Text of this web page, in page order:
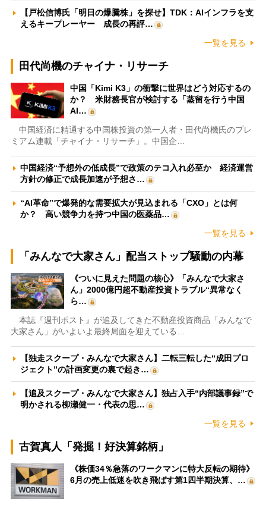
【戸松信博氏「明日の爆騰株」を探せ】TDK：AIインフラを支
えるキープレーヤー 成長の再評…
一覧を見る
田代尚機のチャイナ・リサーチ
中国「Kimi K3」の衝撃に世界はどう対応するの
か？ 米財務長官が検討する「蒸留を行う中国
AI…
中国経済に精通する中国株投資の第一人者・田代尚機氏のプレ
ミアム連載「チャイナ・リサーチ」。中国企…
中国経済“予想外の低成長”で政策のテコ入れ必至か 経済運営
方針の修正で成長加速が予想さ…
“AI革命”で爆発的な需要拡大が見込まれる「CXO」とは何
か？ 高い競争力を持つ中国の医薬品…
一覧を見る
「みんなで大家さん」配当ストップ騒動の内幕
《ついに見えた問題の核心》「みんなで大家さ
ん」2000億円超不動産投資トラブル“異常なく
ら…
本誌『週刊ポスト』が追及してきた不動産投資商品「みんなで
大家さん」がいよいよ最終局面を迎えている…
【独走スクープ・みんなで大家さん】二転三転した“成田プロ
ジェクト”の計画変更の裏で起き…
【追及スクープ・みんなで大家さん】独占入手“内部議事録”で
明かされる柳瀬健一・代表の思…
一覧を見る
古賀真人「発掘！好決算銘柄」
《株価34％急落のワークマンに特大反転の期待》
6月の売上低迷を吹き飛ばす第1四半期決算、…